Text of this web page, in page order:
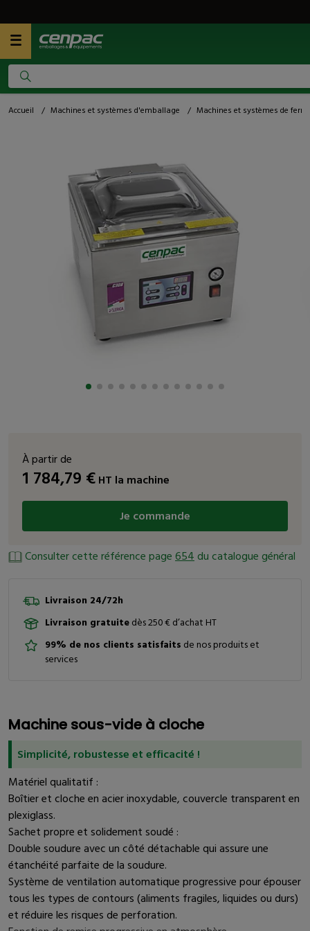
Accueil / Machines et systèmes d'emballage / Machines et systèmes de
Machine sous-vide à cloche
Simplicité, robustesse et efficacité !
Matériel qualitatif :
Boîtier et cloche en acier inoxydable, couvercle transparent en
plexiglass.
Sachet propre et solidement soudé :
Double soudure avec un côté détachable qui assure une
étanchéité parfaite de la soudure.
Système de ventilation automatique progressive pour épouser
tous les types de contours (aliments fragiles, liquides ou durs)
et réduire les risques de perforation.
À partir de
1 784,79 €HT la machine
Je commande
Consulter cette référence page654du catalogue général
Livraison 24/72h
Livraison gratuitedès 250 € d’achat HT
99% de nos clients satisfaits de nos produits et
services